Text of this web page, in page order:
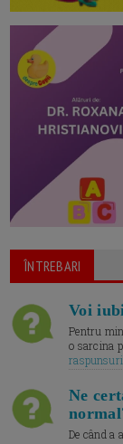
ÎNTREBARI
Voi
Pentru
o sarcina
raspunsuri
Ne
De când a